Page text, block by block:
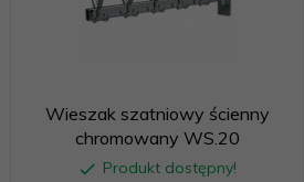
Wieszak szatniowy ścienny
chromowany WS.20
Produkt dostępny!